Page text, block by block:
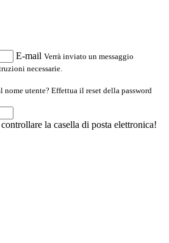
E-mail Verrà inviato un messaggio
necessarie.
nome utente? Effettua il reset della password
la casella di posta elettronica!